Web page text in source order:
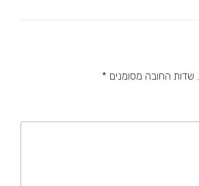
שדות החובה מסומנים *